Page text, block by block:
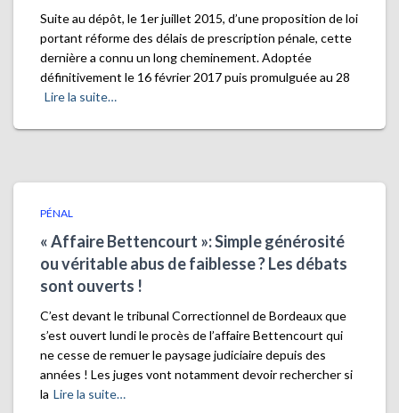
Suite au dépôt, le 1er juillet 2015, d’une proposition de loi
portant réforme des délais de prescription pénale, cette
dernière a connu un long cheminement. Adoptée
définitivement le 16 février 2017 puis promulguée au 28
Lire la suite…
PÉNAL
« Affaire Bettencourt »: Simple générosité
ou véritable abus de faiblesse ? Les débats
sont ouverts !
C’est devant le tribunal Correctionnel de Bordeaux que
s’est ouvert lundi le procès de l’affaire Bettencourt qui
ne cesse de remuer le paysage judiciaire depuis des
années ! Les juges vont notamment devoir rechercher si
la Lire la suite…